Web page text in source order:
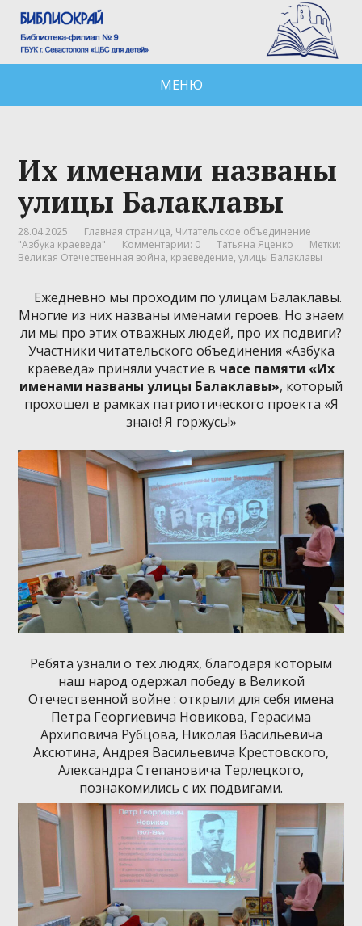
МЕНЮ
Их именами названы
улицы Балаклавы
28.04.2025 Главная страница, Читательское объединение
"Азбука краеведа"
Комментарии: 0 Татьяна Яценко
Метки:
Великая Отечественная война, краеведение,улицы Балаклавы
Ежедневно мы проходим по улицам Балаклавы.
Многие из них названы именами героев. Но знаем
ли мы про этих отважных людей, про их подвиги?
Участники читательского объединения «Азбука
краеведа» приняли участие в часе памяти «Их
именами названы улицы Балаклавы», который
прохошел в рамках патриотического проекта «Я
знаю! Я горжусь!»
Ребята узнали о тех людях, благодаря которым
наш народ одержал победу в Великой
Отечественной войне : открыли для себя имена
Петра Георгиевича Новикова, Герасима
Архиповича Рубцова, Николая Васильевича
Аксютина, Андрея Васильевича Крестовского,
Александра Степановича Терлецкого,
познакомились с их подвигами.